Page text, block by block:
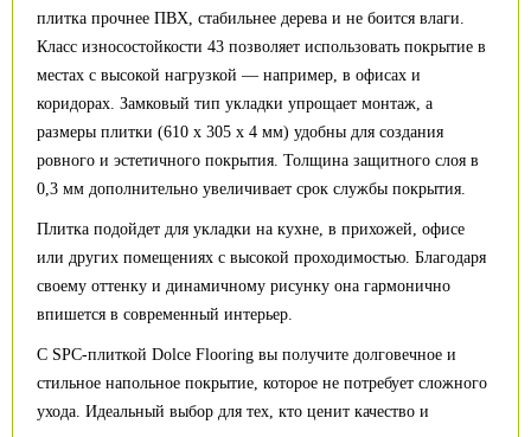
плитка прочнее ПВХ, стабильнее дерева и не боится влаги.
Класс износостойкости 43 позволяет использовать покрытие в
местах с высокой нагрузкой — например, в офисах и
коридорах. Замковый тип укладки упрощает монтаж, а
размеры плитки (610 x 305 x 4 мм) удобны для создания
ровного и эстетичного покрытия. Толщина защитного слоя в
0,3 мм дополнительно увеличивает срок службы покрытия.
Плитка подойдет для укладки на кухне, в прихожей, офисе
или других помещениях с высокой проходимостью. Благодаря
своему оттенку и динамичному рисунку она гармонично
впишется в современный интерьер.
С SPC-плиткой Dolce Flooring вы получите долговечное и
стильное напольное покрытие, которое не потребует сложного
ухода. Идеальный выбор для тех, кто ценит качество и